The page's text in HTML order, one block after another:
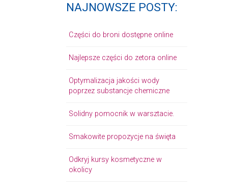
NAJNOWSZE POSTY:
Części do broni dostępne online
Najlepsze części do zetora online
Optymalizacja jakości wody
poprzez substancje chemiczne
Solidny pomocnik w warsztacie.
Smakowite propozycje na święta
Odkryj kursy kosmetyczne w
okolicy